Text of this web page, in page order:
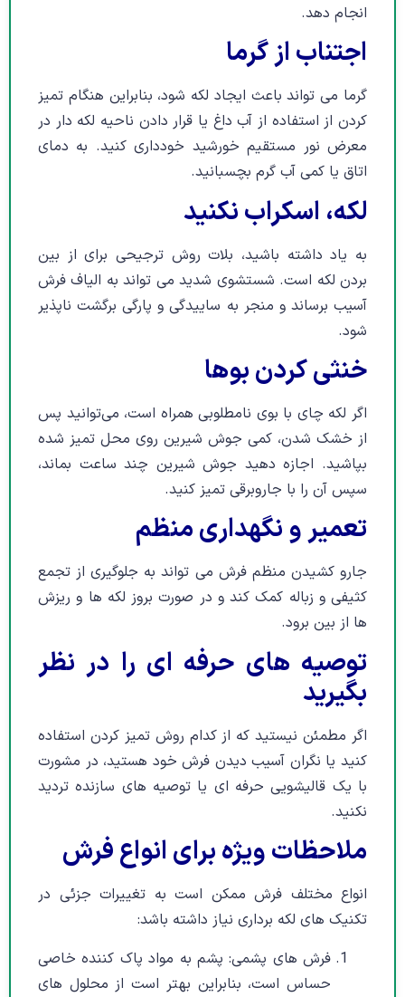
انجام دهد.
اجتناب از گرما
گرما می تواند باعث ایجاد لکه شود، بنابراین هنگام تمیز
کردن از استفاده از آب داغ یا قرار دادن ناحیه لکه دار در
معرض نور مستقیم خورشید خودداری کنید. به دمای
اتاق یا کمی آب گرم بچسبانید.
لکه، اسکراب نکنید
به یاد داشته باشید، بلات روش ترجیحی برای از بین
بردن لکه است. شستشوی شدید می تواند به الیاف فرش
آسیب برساند و منجر به ساییدگی و پارگی برگشت ناپذیر
شود.
خنثی کردن بوها
اگر لکه چای با بوی نامطلوبی همراه است، می‌توانید پس
از خشک شدن، کمی جوش شیرین روی محل تمیز شده
بپاشید. اجازه دهید جوش شیرین چند ساعت بماند،
سپس آن را با جاروبرقی تمیز کنید.
تعمیر و نگهداری منظم
جارو کشیدن منظم فرش می تواند به جلوگیری از تجمع
کثیفی و زباله کمک کند و در صورت بروز لکه ها و ریزش
ها از بین برود.
توصیه های حرفه ای را در نظر
بگیرید
اگر مطمئن نیستید که از کدام روش تمیز کردن استفاده
کنید یا نگران آسیب دیدن فرش خود هستید، در مشورت
با یک قالیشویی حرفه ای یا توصیه های سازنده تردید
نکنید.
ملاحظات ویژه برای انواع فرش
انواع مختلف فرش ممکن است به تغییرات جزئی در
تکنیک های لکه برداری نیاز داشته باشد:
فرش های پشمی: پشم به مواد پاک کننده خاصی
حساس است، بنابراین بهتر است از محلول های